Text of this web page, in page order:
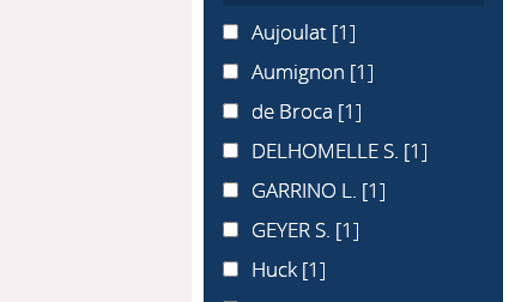
Aujoulat
Aujoulat [1]
Aumignon
Aumignon [1]
de Broca
de Broca [1]
DELHOMELLE S.
DELHOMELLE S. [1]
GARRINO L.
GARRINO L. [1]
GEYER S.
GEYER S. [1]
HuckHuck [1]